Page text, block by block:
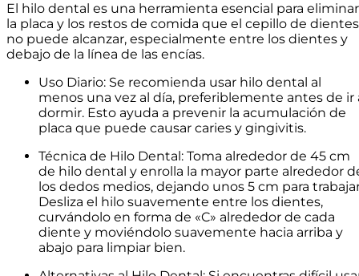
El hilo dental es una herramienta esencial para eliminar
la placa y los restos de comida que el cepillo de dientes
no puede alcanzar, especialmente entre los dientes y
debajo de la línea de las encías.
Uso Diario: Se recomienda usar hilo dental al
menos una vez al día, preferiblemente antes de ir
dormir. Esto ayuda a prevenir la acumulación de
placa que puede causar caries y gingivitis.
Técnica de Hilo Dental: Toma alrededor de 45 cm
de hilo dental y enrolla la mayor parte alrededor
los dedos medios, dejando unos 5 cm para
Desliza el hilo suavemente entre los dientes,
curvándolo en forma de «C» alrededor de cada
diente y moviéndolo suavemente hacia arriba y
abajo para limpiar bien.